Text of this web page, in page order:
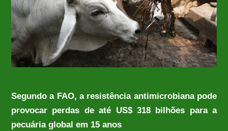
Segundo a FAO, a resistência antimicrobiana pode
provocar perdas de até US$ 318 bilhões para a
pecuária global em 15 anos